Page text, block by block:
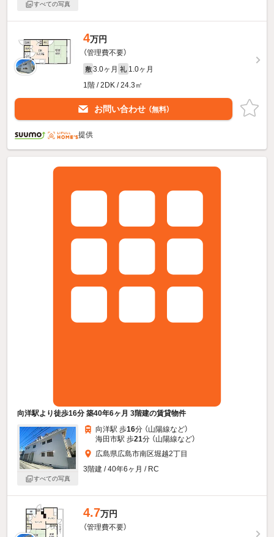
すべての写真
4万円
（管理費不要）
敷 3.0ヶ月 礼 1.0ヶ月
1階 / 2DK / 24.3㎡
お問い合わせ （無料）
提供
向洋駅より徒歩16分 築40年6ヶ月 3階建の賃貸物件
すべての写真
向洋駅 歩16分 （山陽線など）
海田市駅 歩21分 （山陽線など）
広島県広島市南区堀越2丁目
3階建 / 40年6ヶ月 / RC
4.7万円
（管理費不要）